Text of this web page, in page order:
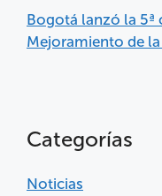
Bogotá lanzó la 5ª
Mejoramiento de
Categorías
Noticias